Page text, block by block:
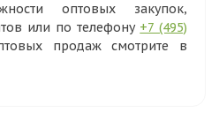
оптовых закупок,
или по телефону +7 (495)
продаж смотрите в